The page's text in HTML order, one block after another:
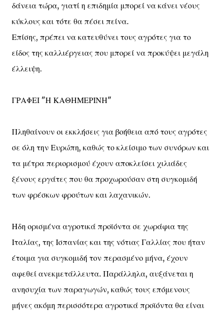
δάνεια τώρα, γιατί η επιδημία μπορεί να κάνει νέους
κύκλους και τότε θα πέσει πείνα.
Επίσης, πρέπει να κατευθύνει τους αγρότες για το
είδος της καλλιέργειας που μπορεί να προκύψει μεγάλη
έλλειψη.
ΓΡΑΦΕΙ "Η ΚΑΘΗΜΕΡΙΝΗ"
Πληθαίνουν οι εκκλήσεις για βοήθεια από τους αγρότες
σε όλη την Ευρώπη, καθώς το κλείσιμο των συνόρων και
τα μέτρα περιορισμού έχουν αποκλείσει χιλιάδες
ξένους εργάτες που θα προχωρούσαν στη συγκομιδή
των φρέσκων φρούτων και λαχανικών.
Ηδη ορισμένα αγροτικά προϊόντα σε χωράφια της
Ιταλίας, της Ισπανίας και της νότιας Γαλλίας που ήταν
έτοιμα για συγκομιδή τον περασμένο μήνα, έχουν
αφεθεί ανεκμετάλλευτα. Παράλληλα, αυξάνεται η
ανησυχία των παραγωγών, καθώς τους επόμενους
μήνες ακόμη περισσότερα αγροτικά προϊόντα θα είναι